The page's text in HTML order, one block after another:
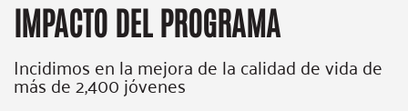
IMPACTO DEL PROGRAMA
Incidimos en la mejora de la calidad de vida de
más de 2,400 jóvenes